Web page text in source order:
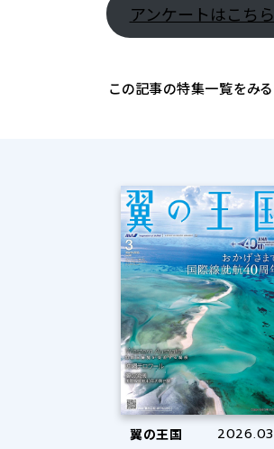
アンケートはこちら
この記事の特集一覧をみる
翼の王国 2026.03